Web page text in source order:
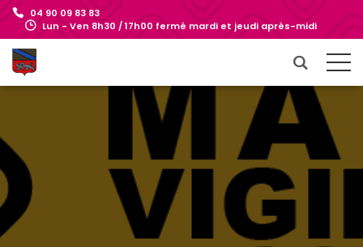
04 90 09 83 83
Lun - Ven 8h30 / 17h00 fermé mardi et jeudi après-midi